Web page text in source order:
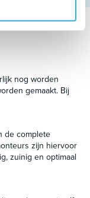
nog worden
gemaakt. Bij
de complete
zijn hiervoor
zuinig en optimaal